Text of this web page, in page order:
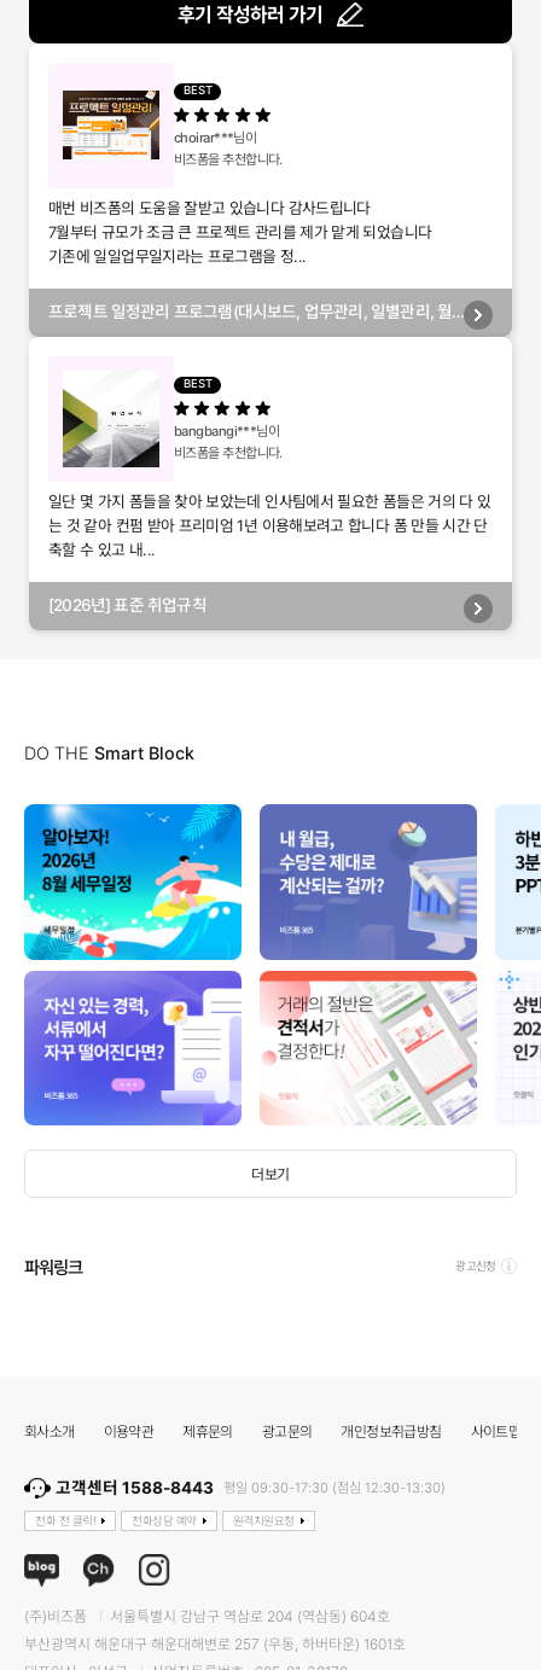
후기 작성하러 가기
BEST
choirar***님이
비즈폼을 추천합니다.
매번 비즈폼의 도움을 잘받고 있습니다 감사드립니다
7월부터 규모가 조금 큰 프로젝트 관리를 제가 맡게 되었습니다
기존에 일일업무일지라는 프로그램을 정...
프로젝트 일정관리 프로그램(대시보드, 업무관리, 일별관리, 월
BEST
bangbangi***님이
비즈폼을 추천합니다.
일단 몇 가지 폼들을 찾아 보았는데 인사팀에서 필요한 폼들은 거의 다 있
는 것 같아 컨펌 받아 프리미엄 1년 이용해보려고 합니다 폼 만들 시간 단
축할 수 있고 내...
[2026년] 표준 취업규칙
DO THE Smart Block
더보기
파워링크 광고신청
회사소개 이용약관 제휴문의 광고문의 개인정보취급방침 사이트맵
고객센터 1588-8443 평일 09:30-17:30 (점심 12:30-13:30)
전화 전 클릭! 전화상담 예약 원격지원요청
(주)비즈폼
서울특별시 강남구 역삼로 204 (역삼동) 604호
부산광역시 해운대구 해운대해변로 257 (우동, 하버타운) 1601호